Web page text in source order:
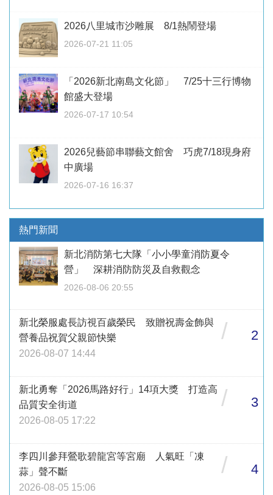
2026八里城市沙雕展 8/1熱鬧登場
2026-07-21 11:05
「2026新北南島文化節」 7/25十三行博物
館盛大登場
2026-07-17 10:54
2026兒藝節串聯藝文館舍 巧虎7/18現身府
中廣場
2026-07-16 16:37
熱門新聞
新北消防第七大隊「小小學童消防夏令
營」 深耕消防防災及自救觀念
2026-08-06 20:55
新北榮服處長訪視百歲榮民 致贈祝壽金飾與
營養品祝賀父親節快樂
2026-08-07 14:44
/ 2
新北勇奪「2026馬路好行」14項大獎 打造高
品質安全街道
2026-08-05 17:22
/ 3
李四川參拜鶯歌碧龍宮等宮廟 人氣旺「凍
蒜」聲不斷
2026-08-05 15:06
/ 4